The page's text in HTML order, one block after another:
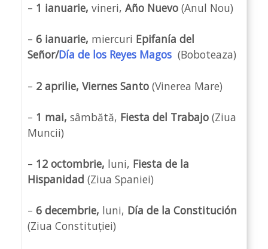
– 1 ianuarie, vineri, Año Nuevo (Anul Nou)
– 6 ianuarie, miercuri Epifanía del
Señor/Día de los Reyes Magos (Boboteaza)
– 2 aprilie, Viernes Santo (Vinerea Mare)
– 1 mai, sâmbătă, Fiesta del Trabajo (Ziua
Muncii)
– 12 octombrie, luni, Fiesta de la
Hispanidad (Ziua Spaniei)
– 6 decembrie, luni, Día de la Constitución
(Ziua Constituției)